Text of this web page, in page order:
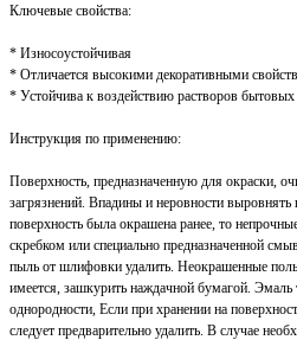
Ключевые свойства:
* Износоустойчивая
* Отличается высокими декоративными
* Устойчива к воздействию растворов
Инструкция по применению:
Поверхность, предназначенную для окраски,
загрязнений. Впадины и неровности выровнять
поверхность была окрашена ранее, то
скребком или специально предназначенной
пыль от шлифовки удалить. Неокрашенные
имеется, зашкурить наждачной бумагой. Эмаль
однородности, Если при хранении на
следует предварительно удалить. В случае